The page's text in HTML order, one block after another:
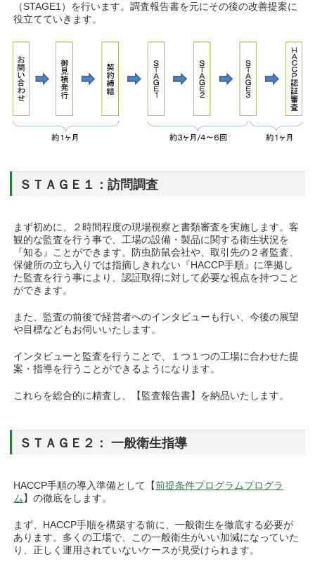
（STAGE1）を行います。調査報告書を元にその後の改善提案に
役立てていきます。
ＳＴＡＧＥ１：訪問調査
まず初めに、２時間程度の現場視察と書類審査を実施します。客
観的な監査を行う事で、工場の設備・製品に関する衛生状況を
『知る』ことができます。防虫防鼠会社や、取引先の２者監査、
保健所の立ち入りでは指摘しきれない『HACCP手順』に準拠し
た監査を行う事により、認証取得に対して必要な視点を持つこと
ができます。
また、監査の前後で経営者へのインタビューも行い、今後の展望
や目標などもお伺いいたします。
インタビューと監査を行うことで、１つ１つの工場に合わせた提
案・指導を行うことができるようになります。
これらを総合的に精査し、【監査報告書】を納品いたします。
ＳＴＡＧＥ２： 一般衛生指導
HACCP手順の導入準備として【前提条件プログラムプログラ
ム 】の徹底をします。
まず、HACCP手順を構築する前に、一般衛生を徹底する必要が
あります。多くの工場で、この一般衛生がいい加減になっていた
り、正しく運用されていないケースが見受けられます。